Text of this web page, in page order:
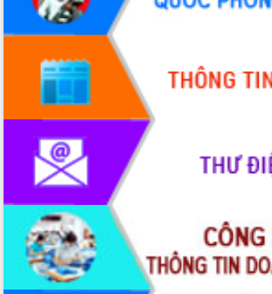
Đoàn đại biểu Quốc hội tỉnh Đắk Lắk
trao đổi thông tin trước Kỳ họp thứ
nhất, Quốc hội khóa XVI
Quyết liệt cải cách hành chính, khơi
thông nguồn lực phát triển
Nâng cao hiệu lực, hiệu quả HĐND
tỉnh thông qua hiện đại hóa hành chính
Xã Ea Phê gắn cải cách hành chính với
chuyển đổi số
Phó Chủ tịch Thường trực UBND tỉnh
Hồ Thị Nguyên Thảo làm việc tại Trung
tâm Phục vụ hành chính công xã Ea
Phê
Xây dựng nền hành chính số đồng
hành cùng nông dân dân, doanh nghiệp